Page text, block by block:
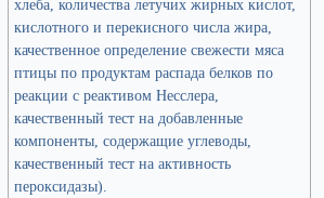
хлеба, количества летучих жирных кислот,
кислотного и перекисного числа жира,
качественное определение свежести мяса
птицы по продуктам распада белков по
реакции с реактивом Несслера,
качественный тест на добавленные
компоненты, содержащие углеводы,
качественный тест на активность
пероксидазы).